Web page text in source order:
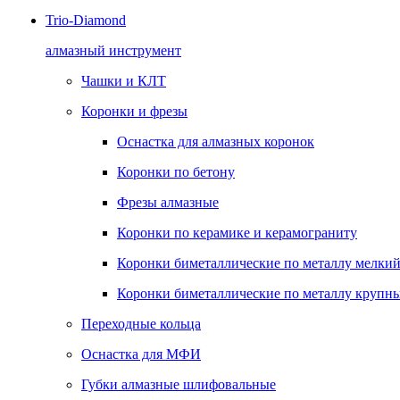
Trio-Diamond
алмазный инструмент
Чашки и КЛТ
Коронки и фрезы
Оснастка для алмазных коронок
Коронки по бетону
Фрезы алмазные
Коронки по керамике и керамограниту
Коронки биметаллические по металлу
Коронки биметаллические по металлу
Переходные кольца
Оснастка для МФИ
Губки алмазные шлифовальные